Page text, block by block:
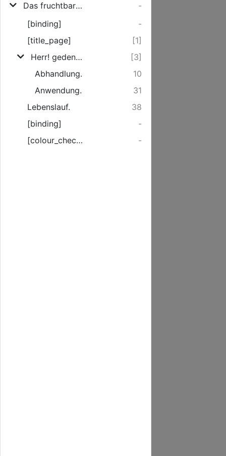
Das fruchtbare Gedächtnis verewigter Lehrer bey ihren Zuhörern
-
[binding]
-
[title_page]
[1]
Herr! gedenke unserer nach der Gnade, die du deinem Volke verheissen hast ; ... [Gedaechtnis-Predigt]
[3]
Abhandlung.
10
Anwendung.
31
Lebenslauf.
38
[binding]
-
[colour_checker]
-